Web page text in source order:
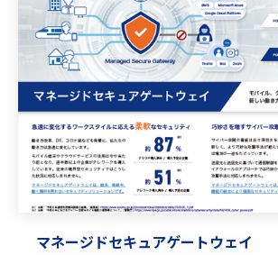
マネージドセキュアゲートウェイ